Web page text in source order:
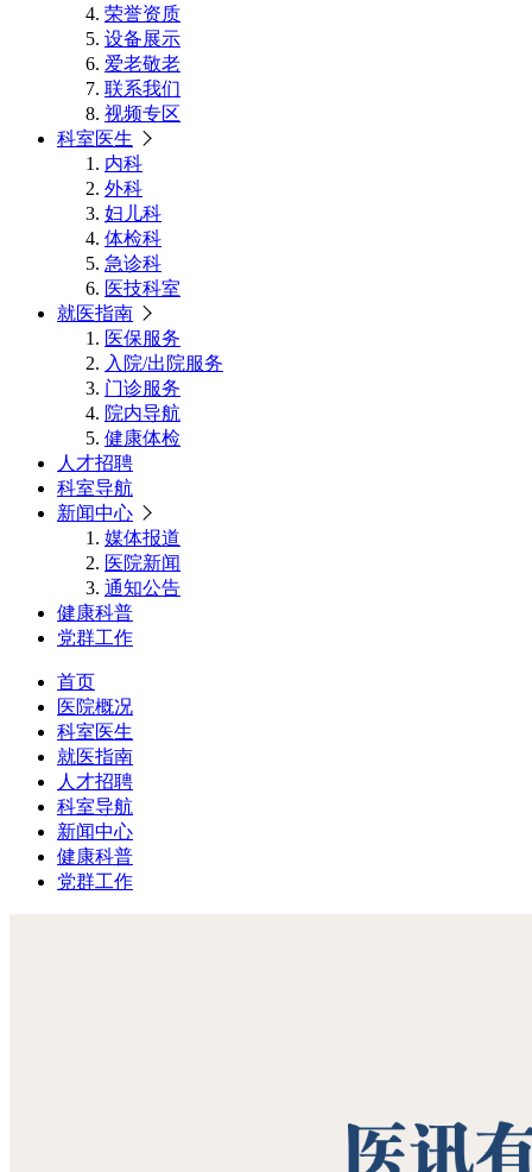
荣誉资质
设备展示
爱老敬老
联系我们
视频专区
科室医生
内科
外科
妇儿科
体检科
急诊科
医技科室
就医指南
医保服务
入院/出院服务
门诊服务
院内导航
健康体检
人才招聘
科室导航
新闻中心
媒体报道
医院新闻
通知公告
健康科普
党群工作
首页
医院概况
科室医生
就医指南
人才招聘
科室导航
新闻中心
健康科普
党群工作